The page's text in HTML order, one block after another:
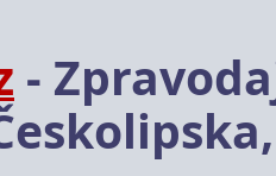
-